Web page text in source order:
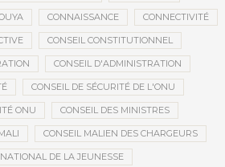
CONNAISSANCE CONNECTIVITÉ
CONSEIL CONSTITUTIONNEL
CONSEIL D'ADMINISTRATION
CONSEIL DE SÉCURITÉ DE L'ONU
ONU CONSEIL DES MINISTRES
CONSEIL MALIEN DES CHARGEURS
DE LA JEUNESSE